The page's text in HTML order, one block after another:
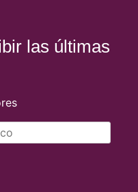
las últimas